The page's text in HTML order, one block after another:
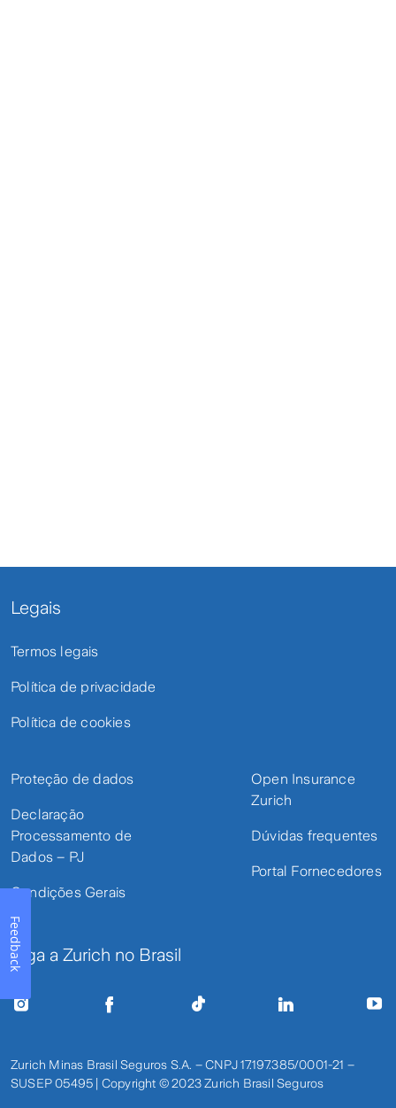
Legais
Termos legais
Política de privacidade
Política de cookies
Proteção de dados
Declaração
Processamento de
Dados – PJ
Condições Gerais
Open Insurance
Zurich
Dúvidas frequentes
Portal Fornecedores
Siga a Zurich no Brasil
Zurich Minas Brasil Seguros S.A. – CNPJ 17.197.385/0001-21 –
SUSEP 05495 | Copyright © 2023 Zurich Brasil Seguros
Feedback